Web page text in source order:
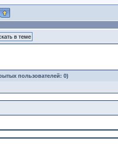
пользователей: 0)